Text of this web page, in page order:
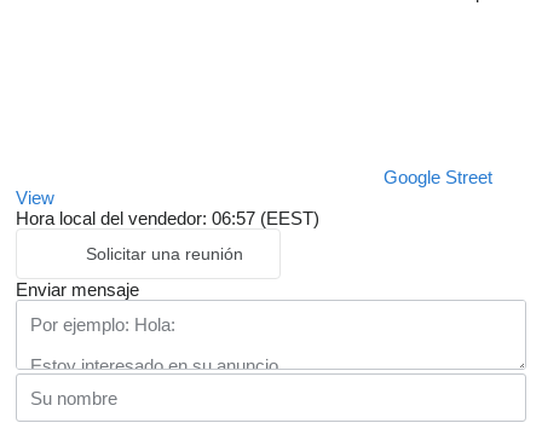
Google Street
View
Hora local del vendedor: 06:57 (EEST)
Solicitar una reunión
Enviar mensaje